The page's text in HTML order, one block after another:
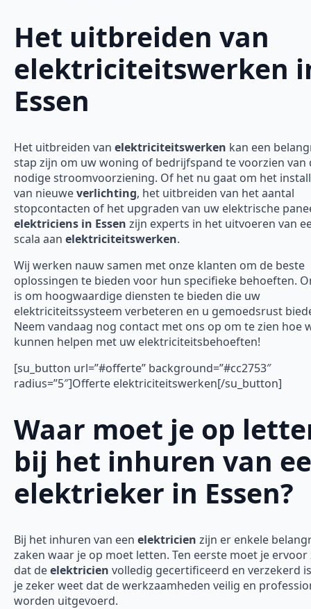
Het uitbreiden van
elektriciteitswerken
Essen
Het uitbreiden van elektriciteitswerken kan een
stap zijn om uw woning of bedrijfspand te voorzien van
nodige stroomvoorziening. Of het nu gaat om het
van nieuweverlichting, het uitbreiden van het aantal
stopcontacten of het upgraden van uw elektrische
elektriciens in Essen zijn experts in het uitvoeren van
scala aan elektriciteitswerken.
Wij werken nauw samen met onze klanten om de beste
oplossingen te bieden voor hun specifieke behoeften.
is om hoogwaardige diensten te bieden die uw
elektriciteitssysteem verbeteren en u gemoedsrust
Neem vandaag nog contact met ons op om te zien hoe
kunnen helpen met uw elektriciteitsbehoeften!
[su_button url=”#offerte” background=”#cc2753″
radius=”5″]Offerte elektriciteitswerken[/su_button]
Waar moet je op
bij het inhuren van
elektrieker in Essen?
Bij het inhuren van een elektricien zijn er enkele
zaken waar je op moet letten. Ten eerste moet je
dat deelektricien volledig gecertificeerd en verzekerd
je zeker weet dat de werkzaamheden veilig en
worden uitgevoerd.